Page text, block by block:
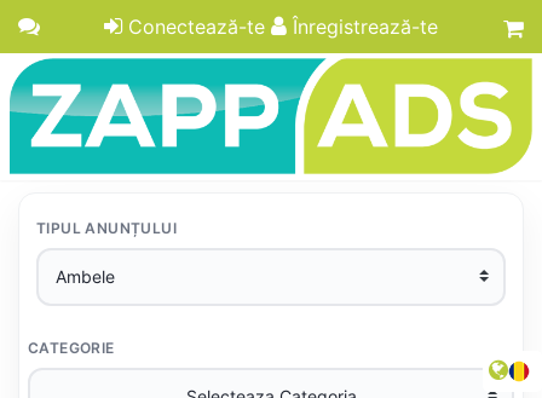
Conectează-te Înregistrează-te
TIPUL ANUNȚULUI
CATEGORIE